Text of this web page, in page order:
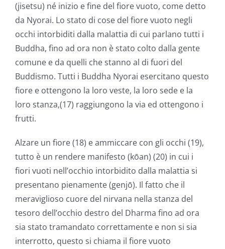
(jisetsu) né inizio e fine del fiore vuoto, come detto
da Nyorai. Lo stato di cose del fiore vuoto negli
occhi intorbiditi dalla malattia di cui parlano tutti i
Buddha, fino ad ora non è stato colto dalla gente
comune e da quelli che stanno al di fuori del
Buddismo. Tutti i Buddha Nyorai esercitano questo
fiore e ottengono la loro veste, la loro sede e la
loro stanza,(17) raggiungono la via ed ottengono i
frutti.
Alzare un fiore (18) e ammiccare con gli occhi (19),
tutto è un rendere manifesto (kōan) (20) in cui i
fiori vuoti nell’occhio intorbidito dalla malattia si
presentano pienamente (genjō). Il fatto che il
meraviglioso cuore del nirvana nella stanza del
tesoro dell’occhio destro del Dharma fino ad ora
sia stato tramandato correttamente e non si sia
interrotto, questo si chiama il fiore vuoto